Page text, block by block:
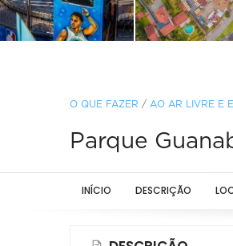
O QUE FAZER / AO AR LIVRE E
Parque
INÍCIO DESCRIÇÃO